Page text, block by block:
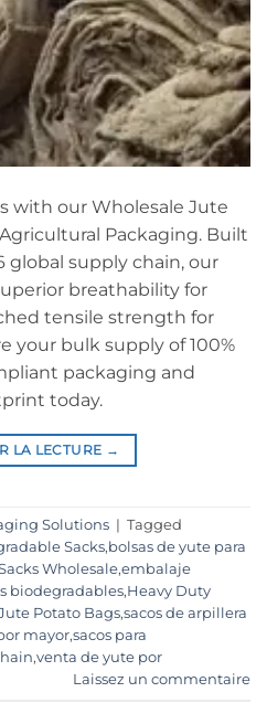
with our Wholesale Jute
Packaging. Built
global supply chain, our
breathability for
tensile strength for
your bulk supply of 100%
packaging and
today.
LA LECTURE →
Solutions | Tagged
Sacks,bolsas de yute para
Wholesale,embalaje
biodegradables,Heavy Duty
Potato Bags,sacos de arpillera
mayor,sacos para
,venta de yute por
Laissez un commentaire